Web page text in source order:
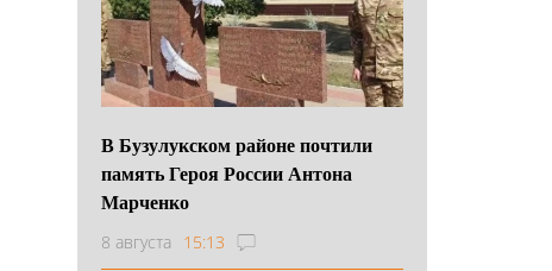
В Бузулукском районе почтили
память Героя России Антона
Марченко
8 августа 15:13